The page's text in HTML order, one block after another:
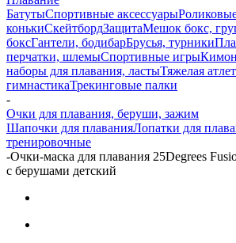
БатутыСпортивные аксессуары
конькиСкейтбордЗащитаМешок бокс,
боксГантели, бодибарБрусья, турники
перчатки, шлемыСпортивные игры
наборы для плавания, ластыТяжелая
гимнастикаТрекинговые палки
-
Очки для плавания, беруши, зажим
Шапочки для плаванияЛопатки для
тренировочные
-Очки-маска для плавания 25Degrees
с берушами детский